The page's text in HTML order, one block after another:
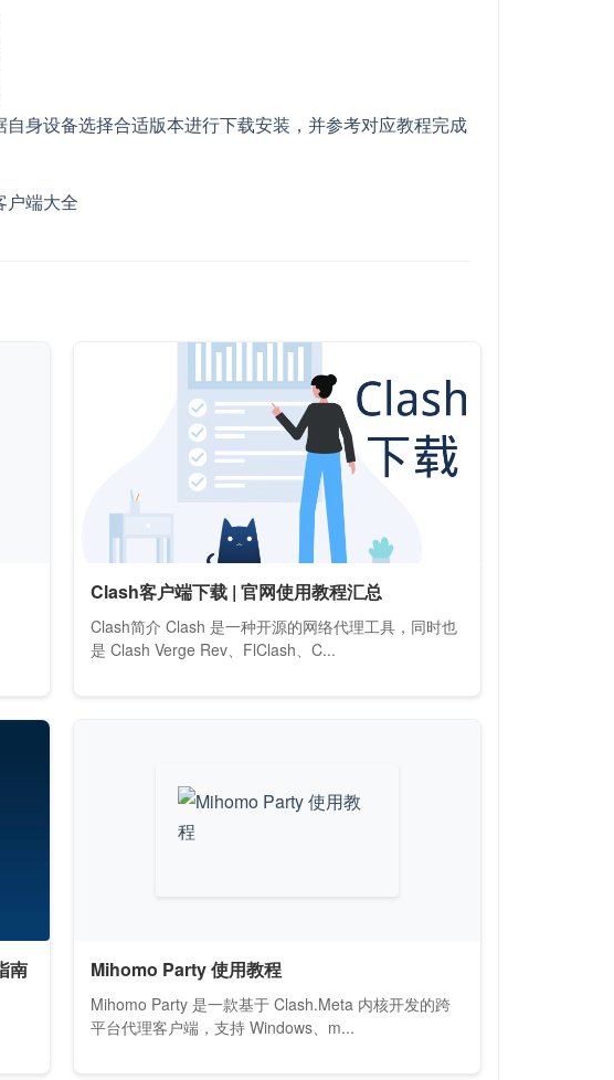
身设备选择合适版本进行下载安装，并参考对应教程完成
户端大全
Clash客户端下载 | 官网使用教程汇总
Clash简介 Clash 是一种开源的网络代理工具，同时也
是 Clash Verge Rev、FlClash、C...
南 Mihomo Party 使用教程
Mihomo Party 是一款基于 Clash.Meta 内核开发的跨
平台代理客户端，支持 Windows、m...